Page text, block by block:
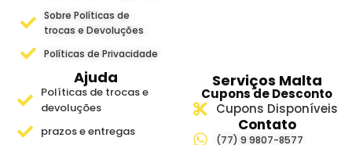
Sobre Políticas de
trocas e Devoluções
Políticas de Privacidade
Ajuda
Políticas de trocas e
devoluções
prazos e entregas
Serviços Malta
Cupons de Desconto
Cupons Disponíveis
Contato
(77) 9 9807-8577